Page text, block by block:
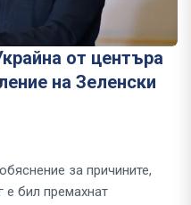
от центъра
на Зеленски
за причините,
е бил премахнат